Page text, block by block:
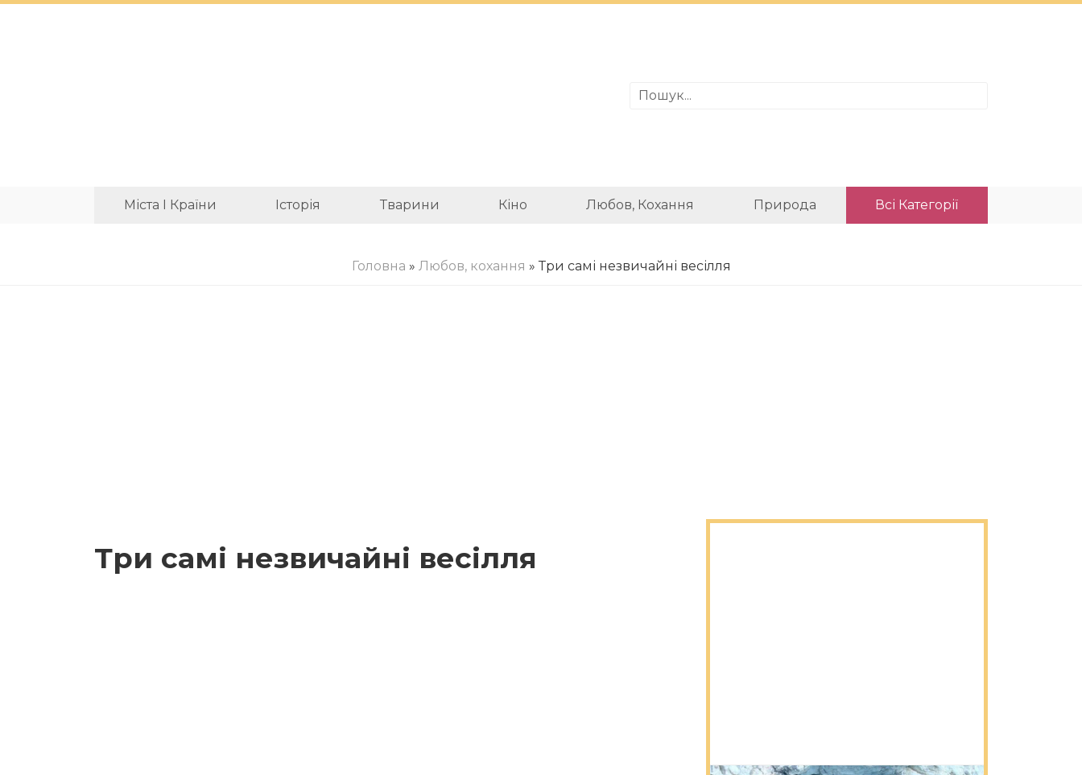
Міста І Країни Історія Тварини Кіно Любов, Кохання Природа Всі Категорії
Головна » Любов, кохання » Три самі незвичайні весілля
Три самі незвичайні весілля